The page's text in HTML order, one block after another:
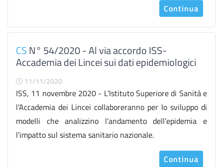
Continua
CSN° 54/2020 - Al via accordo ISS-
Accademia dei Lincei sui dati epidemiologici
11/11/2020
ISS, 11 novembre 2020 - L’Istituto Superiore di Sanità e
l’Accademia dei Lincei collaboreranno per lo sviluppo di
modelli che analizzino l’andamento dell’epidemia e
l’impatto sul sistema sanitario nazionale.
Continua